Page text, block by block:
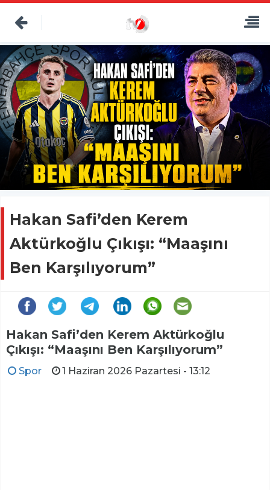
Hakan Safi’den Kerem
Aktürkoğlu Çıkışı: “Maaşını
Ben Karşılıyorum”
Hakan Safi’den Kerem Aktürkoğlu
Çıkışı: “Maaşını Ben Karşılıyorum”
Spor 1 Haziran 2026 Pazartesi - 13:12